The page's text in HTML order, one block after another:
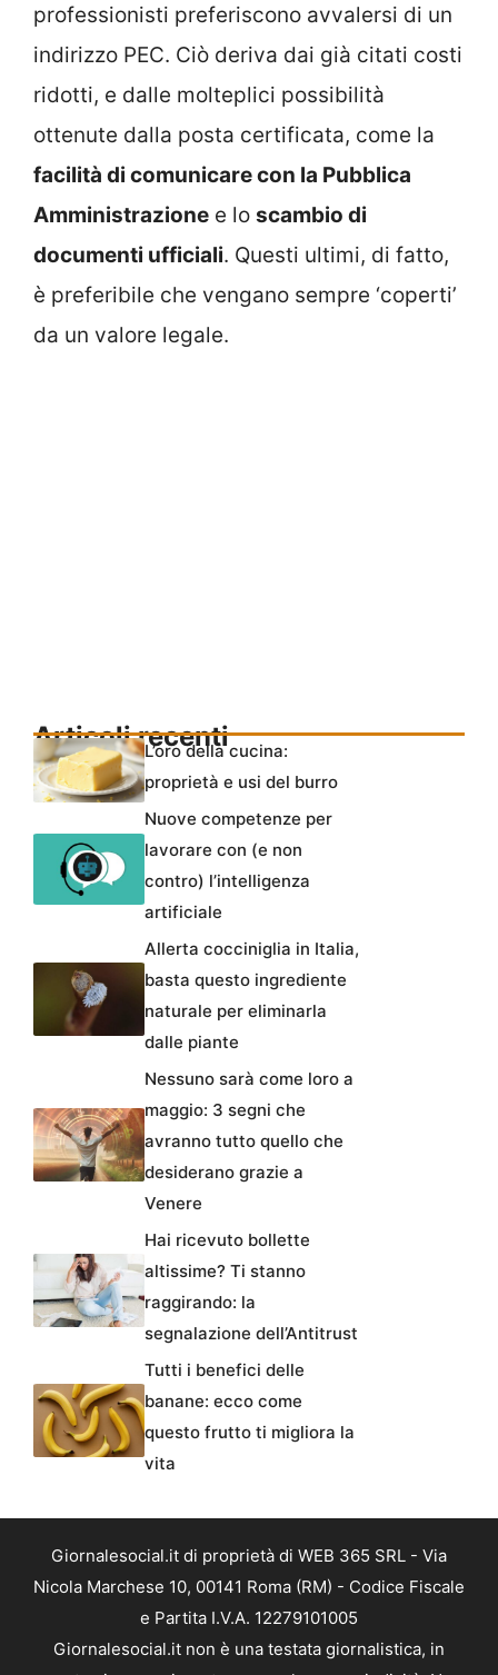
professionisti preferiscono avvalersi di un
indirizzo PEC. Ciò deriva dai già citati costi
ridotti, e dalle molteplici possibilità
ottenute dalla posta certificata, come la
facilità di comunicare con la Pubblica
Amministrazione e lo scambio di
documenti ufficiali. Questi ultimi, di fatto,
è preferibile che vengano sempre ‘coperti’
da un valore legale.
Articoli recenti
L’oro della cucina:
proprietà e usi del burro
Nuove competenze per
lavorare con (e non
contro) l’intelligenza
artificiale
Allerta cocciniglia in Italia,
basta questo ingrediente
naturale per eliminarla
dalle piante
Nessuno sarà come loro a
maggio: 3 segni che
avranno tutto quello che
desiderano grazie a
Venere
Hai ricevuto bollette
altissime? Ti stanno
raggirando: la
segnalazione dell’Antitrust
Tutti i benefici delle
banane: ecco come
questo frutto ti migliora la
vita
Giornalesocial.it di proprietà di WEB 365 SRL - Via
Nicola Marchese 10, 00141 Roma (RM) - Codice Fiscale
e Partita I.V.A. 12279101005
Giornalesocial.it non è una testata giornalistica, in